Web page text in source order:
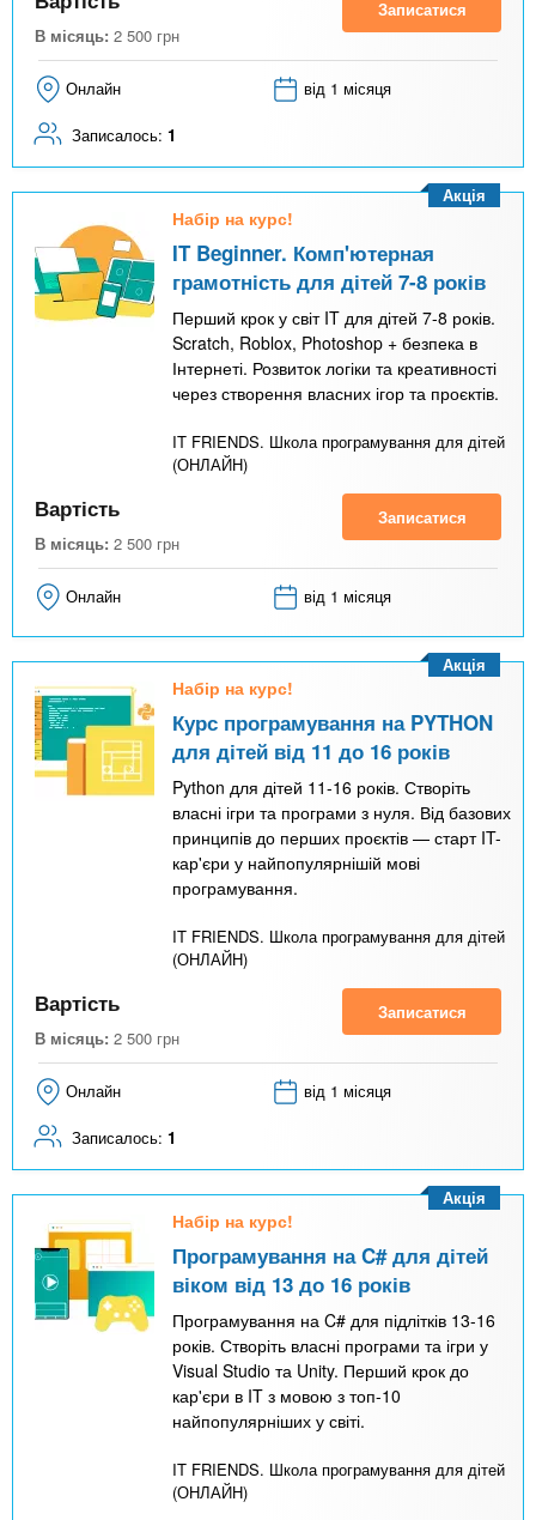
В місяць: 2 500 грн
Записатися
Онлайн від 1 місяця
Записалось: 1
Набір на курс!
IT Beginner. Комп'ютерная
грамотність для дітей 7-8 років
Перший крок у світ IT для дітей 7-8 років.
Scratch, Roblox, Photoshop + безпека в
Інтернеті. Розвиток логіки та креативності
через створення власних ігор та проєктів.
IT FRIENDS. Школа програмування для дітей
(ОНЛАЙН)
Акція
Вартість
В місяць: 2 500 грн
Записатися
Онлайн від 1 місяця
Набір на курс!
Курс програмування на PYTHON
для дітей від 11 до 16 років
Python для дітей 11-16 років. Створіть
власні ігри та програми з нуля. Від базових
принципів до перших проєктів — старт IT-
кар'єри у найпопулярнішій мові
програмування.
IT FRIENDS. Школа програмування для дітей
(ОНЛАЙН)
Акція
Вартість
В місяць: 2 500 грн
Записатися
Онлайн від 1 місяця
Записалось: 1
Набір на курс!
Програмування на C# для дітей
віком від 13 до 16 років
Програмування на C# для підлітків 13-16
років. Створіть власні програми та ігри у
Visual Studio та Unity. Перший крок до
кар'єри в IT з мовою з топ-10
найпопулярніших у світі.
IT FRIENDS. Школа програмування для дітей
(ОНЛАЙН)
Акція